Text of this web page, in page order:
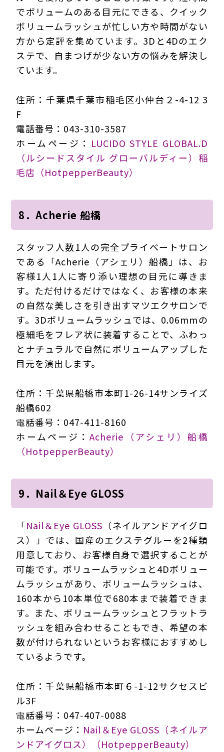
でボリュームのある目元にできる、クイック
ボリュームラッシュが忙しい方や時間がない
方から定評を集めています。3Dと4Dのエク
ステで、自まつげが少ない方の悩みを解決し
ています。
住所：千葉県千葉市稲毛区小仲台２-4-12 3
F
電話番号：043-310-3587
ホームページ： LUCIDO STYLE GLOBAL.D
（ルシードスタイル グローバルディー）稲
毛店（HotpepperBeauty）
8．Acherie 船橋
スタッフ人数1人の完全プライベートサロン
である「Acherie（アシェリ）船橋」は、お
客様1人1人に寄り添い理想の目元に導きま
す。ただ付けるだけではなく、お客様の本来
の自然な美しさを引き出すマツエクサロンで
す。3Dボリュームラッシュでは、0.06mmの
極細毛をフレア状に装着することで、ふわっ
とナチュラルで自然にボリュームアップした
目元を演出します。
住所：千葉県船橋市本町1-26-14サンライズ
船橋602
電話番号：047-411-8160
ホームページ：Acherie（アシェリ）船橋
（HotpepperBeauty）
9．Nail＆Eye GLOSS
「Nail＆Eye GLOSS （ネイルアンドアイグロ
ス）」では、国産のエクステグルーを2種類
用意しており、お客様自身で選択することが
可能です。ボリュームラッシュと4Dボリュー
ムラッシュがあり、ボリュームラッシュは、
160本から10本単位で680本まで装着できま
す。また、ボリュームラッシュとフラットラ
ッシュを組み合わせることもでき、希望の本
数が付けられないというお客様におすすめし
ているようです。
住所：千葉県船橋市本町６-1-12サクセスビ
ル3F
電話番号：047-407-0088
ホームページ： Nail＆Eye GLOSS（ネイルア
ンドアイグロス）（HotpepperBeauty）